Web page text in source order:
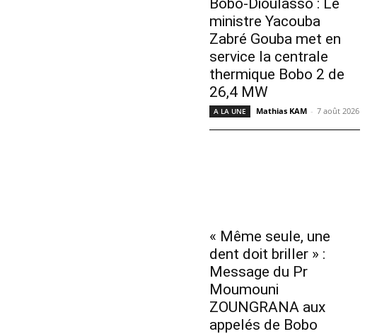
Bobo-Dioulasso : Le
ministre Yacouba
Zabré Gouba met en
service la centrale
thermique Bobo 2 de
26,4 MW
A LA UNE Mathias KAM - 7 août 2026
« Même seule, une
dent doit briller » :
Message du Pr
Moumouni
ZOUNGRANA aux
appelés de Bobo